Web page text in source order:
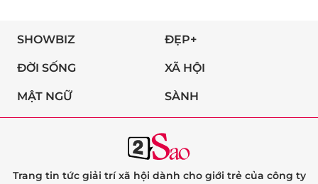
SHOWBIZ ĐẸP+
ĐỜI SỐNG XÃ HỘI
MẬT NGỮ SÀNH
Trang tin tức giải trí xã hội dành cho giới trẻ của công ty